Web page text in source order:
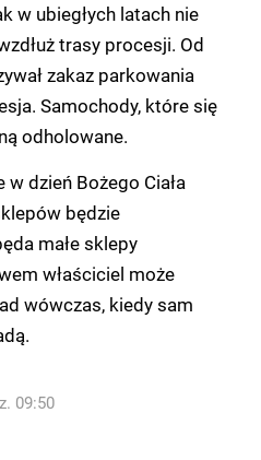
w ubiegłych latach nie
trasy procesji. Od
zakaz parkowania
Samochody, które się
odholowane.
dzień Bożego Ciała
będzie
małe sklepy
właściciel może
wówczas, kiedy sam
09:50